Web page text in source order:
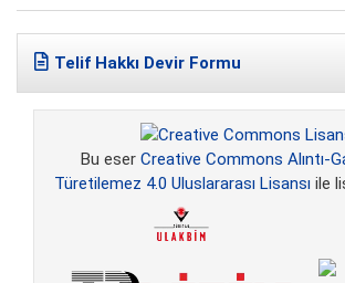
Telif Hakkı Devir Formu
Bu eser Creative Commons Alıntı-
Türetilemez 4.0 Uluslararası Lisansı ile